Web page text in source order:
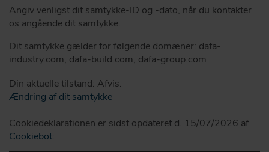
Angiv venligst dit samtykke-ID og -dato, når du kontakter
os angående dit samtykke.
Dit samtykke gælder for følgende domæner: dafa-
industry.com, dafa-build.com, dafa-group.com
Din aktuelle tilstand: Afvis.
Ændring af dit samtykke
Cookiedeklarationen er sidst opdateret d. 15/07/2026 af
Cookiebot: